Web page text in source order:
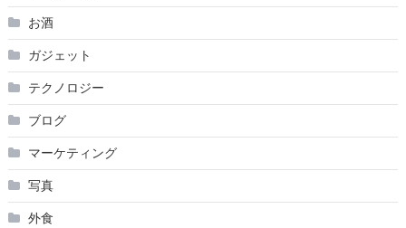
お酒
ガジェット
テクノロジー
ブログ
マーケティング
写真
外食